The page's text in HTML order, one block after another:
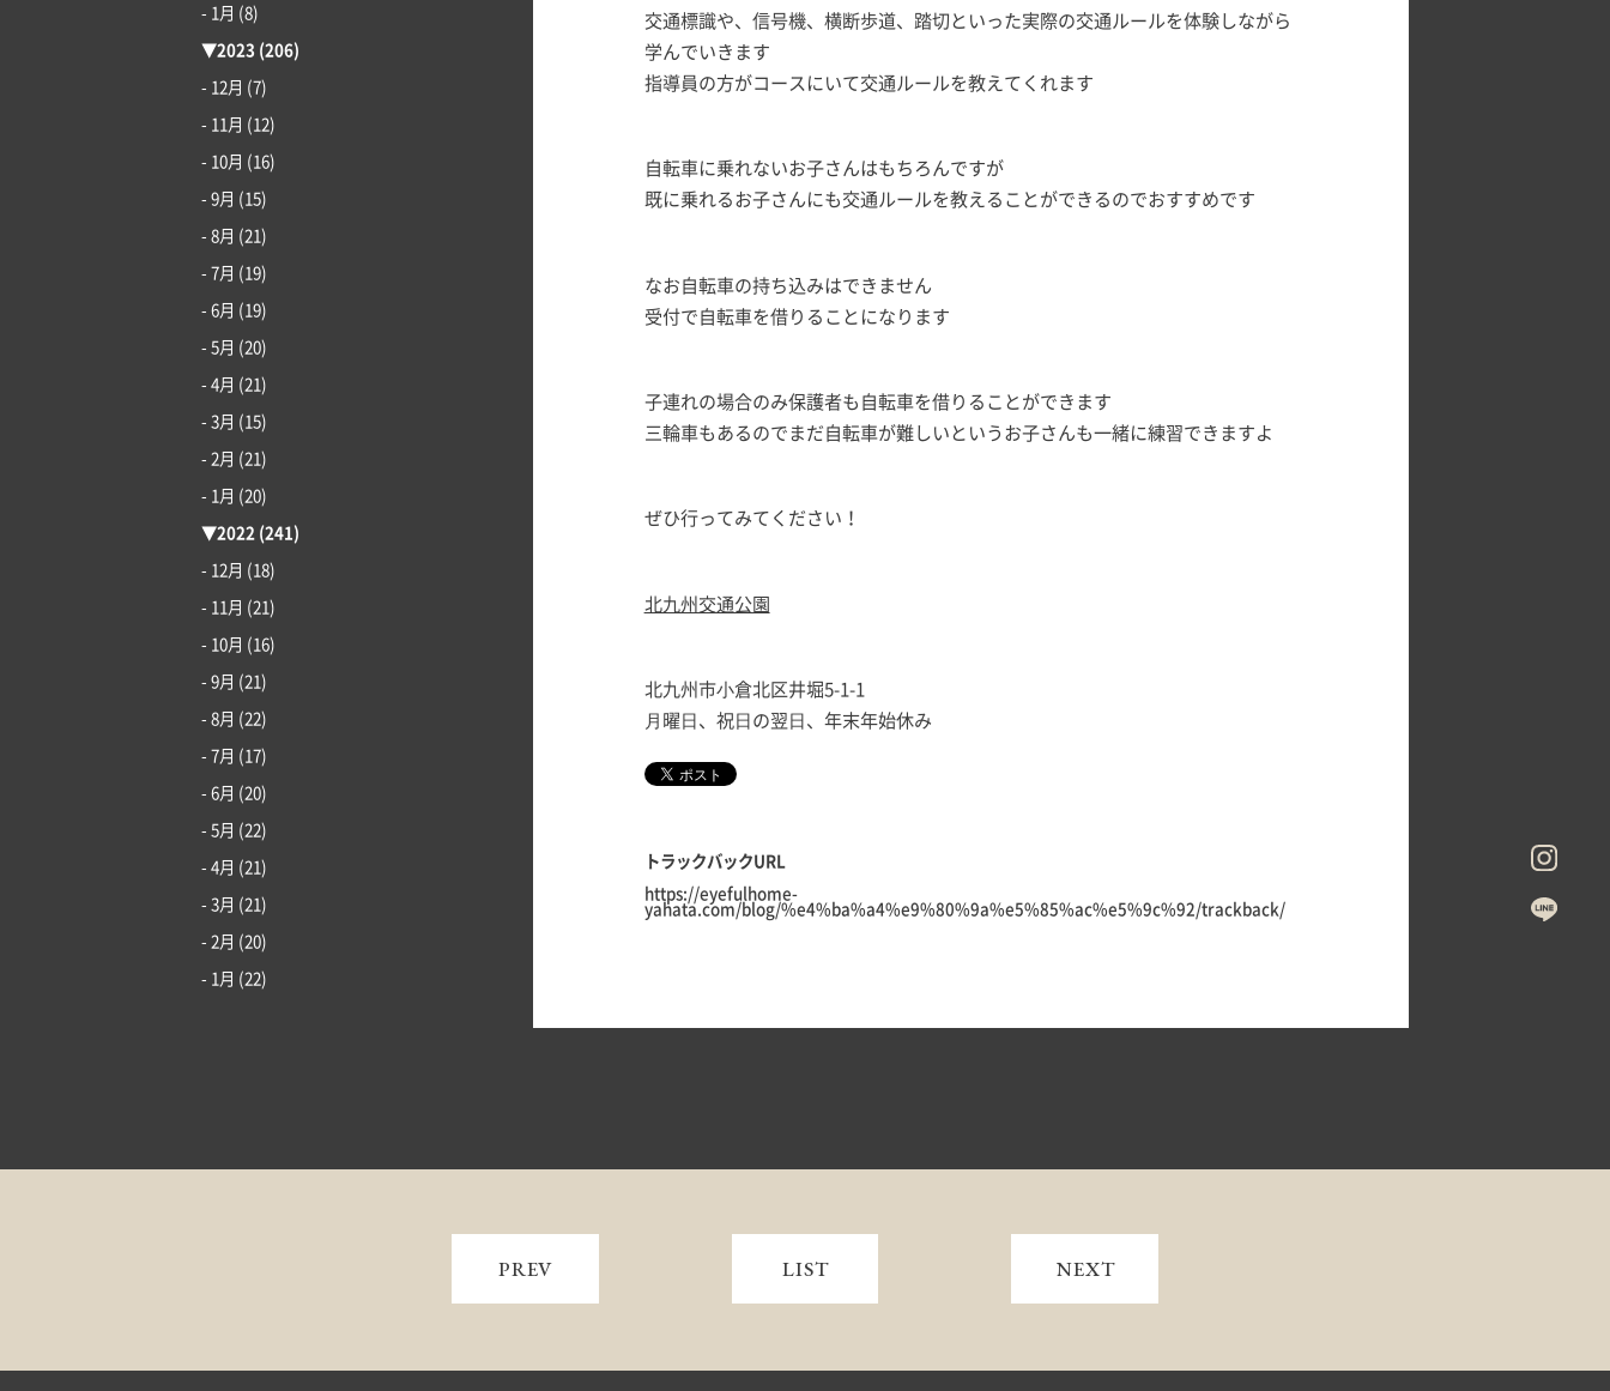
交通標識や、信号機、横断歩道、踏切といった実際の交通ルールを体験しながら
学んでいきます
指導員の方がコースにいて交通ルールを教えてくれます
自転車に乗れないお子さんはもちろんですが
既に乗れるお子さんにも交通ルールを教えることができるのでおすすめです
なお自転車の持ち込みはできません
受付で自転車を借りることになります
子連れの場合のみ保護者も自転車を借りることができます
三輪車もあるのでまだ自転車が難しいというお子さんも一緒に練習できますよ
ぜひ行ってみてください！
北九州交通公園
北九州市⼩倉北区井堀5-1-1
⽉曜⽇、祝⽇の翌⽇、年末年始休み
トラックバックURL
https://eyefulhome-
yahata.com/blog/%e4%ba%a4%e9%80%9a%e5%85%ac%e5%9c%92/trackback/
- 1月 (8)
▼2023 (206)
- 12月 (7)
- 11月 (12)
- 10月 (16)
- 9月 (15)
- 8月 (21)
- 7月 (19)
- 6月 (19)
- 5月 (20)
- 4月 (21)
- 3月 (15)
- 2月 (21)
- 1月 (20)
▼2022 (241)
- 12月 (18)
- 11月 (21)
- 10月 (16)
- 9月 (21)
- 8月 (22)
- 7月 (17)
- 6月 (20)
- 5月 (22)
- 4月 (21)
- 3月 (21)
- 2月 (20)
- 1月 (22)
PREV LIST NEXT